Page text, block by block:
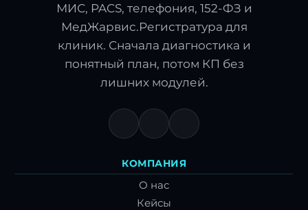
МИС, PACS, телефония, 152-ФЗ и
МедЖарвис.Регистратура для
клиник. Сначала диагностика и
понятный план, потом КП без
лишних модулей.
КОМПАНИЯ
О нас
Кейсы